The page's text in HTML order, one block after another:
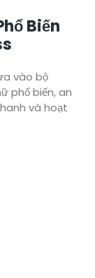
Biến
vào bộ
phổ biến, an
và hoạt